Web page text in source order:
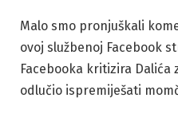
Malo smo pronjuškali
ovoj službenoj Facebook
Facebooka kritizira Dalića
odlučio ispremiješati